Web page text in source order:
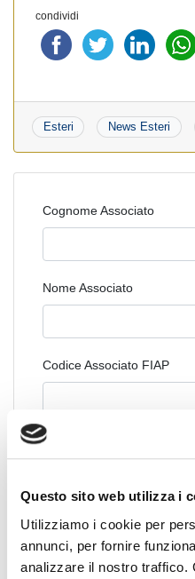
Questo sito web utilizza i
Utilizziamo i cookie per
annunci, per fornire
analizzare il nostro traffico.
condividi
Esteri News Esteri
Cognome Associato
Nome Associato
Codice Associato FIAP
Collegio Regionale
Collegio Provinciale